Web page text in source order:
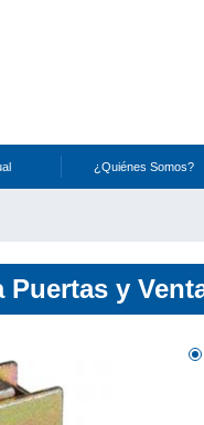
¿Quiénes Somos?
Puertas y